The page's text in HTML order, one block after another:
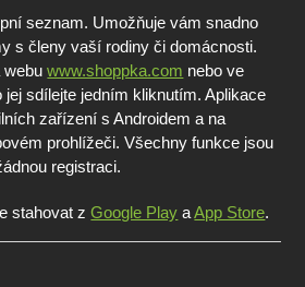
seznam. Umožňuje vám snadno
s členy vaší rodiny či domácnosti.
webuwww.shoppka.com nebo ve
sdílejte jedním kliknutím. Aplikace
zařízení s Androidem a na
prohlížeči. Všechny funkce jsou
registraci.
stahovat zGoogle Play aApp Store.